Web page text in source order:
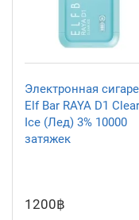
Электронная
Elf Bar RAYA D1 Clear
Ice (Лед) 3% 10000
затяжек
1200฿